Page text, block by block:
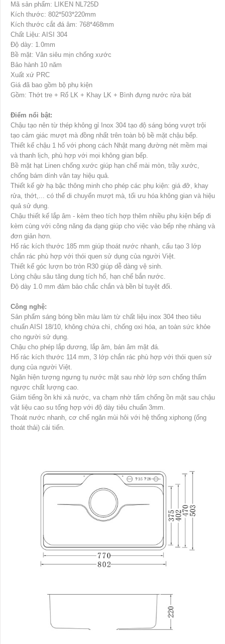
Mã sản phẩm: LIKEN NL725D
Kích thước: 802*503*220mm
Kích thước cắt đá âm: 768*468mm
Chất Liệu: AISI 304
Độ dày: 1.0mm
Bề mặt: Vân siêu mịn chống xước
Bảo hành 10 năm
Xuất xứ PRC
Giá đã bao gồm bộ phụ kiện
Gồm: Thớt tre + Rổ LK + Khay LK + Bình đựng nước rửa bát
Điểm nổi bật:
Chậu tạo nên từ thép không gỉ Inox 304 tạo độ sáng bóng vượt trội
tạo cảm giác mượt mà đồng nhất trên toàn bộ bề mặt chậu bếp.
Thiết kế chậu 1 hố với phong cách Nhật mang đường nét mềm mại
và thanh lịch, phù hợp với mọi không gian bếp.
Bề mặt hạt Linen chống xước giúp hạn chế mài mòn, trầy xước,
chống bám dính vân tay hiệu quả.
Thiết kế gờ hạ bậc thông minh cho phép các phụ kiện: giá đỡ, khay
rửa, thớt,... có thể di chuyển mượt mà, tối ưu hóa không gian và hiệu
quả sử dụng.
Chậu thiết kế lắp âm - kèm theo tích hợp thêm nhiều phụ kiện bếp đi
kèm cùng với công năng đa dạng giúp cho việc vào bếp nhẹ nhàng và
đơn giản hơn.
Hố rác kích thước 185 mm giúp thoát nước nhanh, cấu tạo 3 lớp
chắn rác phù hợp với thói quen sử dụng của người Việt.
Thiết kế góc lượn bo tròn R30 giúp dễ dàng vệ sinh.
Lòng chậu sâu tăng dung tích hố, hạn chế bắn nước.
Độ dày 1.0 mm đảm bảo chắc chắn và bền bỉ tuyệt đối.
Công nghệ:
Sản phẩm sáng bóng bền màu làm từ chất liệu inox 304 theo tiêu
chuẩn AISI 18/10, không chứa chì, chống oxi hóa, an toàn sức khỏe
cho người sử dụng.
Chậu cho phép lắp dương, lắp âm, bán âm mặt đá.
Hố rác kích thước 114 mm, 3 lớp chắn rác phù hợp với thói quen sử
dụng của người Việt.
Ngăn hiện tượng ngưng tụ nước mặt sau nhờ lớp sơn chống thấm
ngược chất lượng cao.
Giảm tiếng ồn khi xả nước, va chạm nhờ tấm chống ồn mặt sau chậu
vật liệu cao su tổng hợp với độ dày tiêu chuẩn 3mm.
Thoát nước nhanh, cơ chế ngăn mùi hôi với hệ thống xiphong (ống
thoát thải) cải tiến.